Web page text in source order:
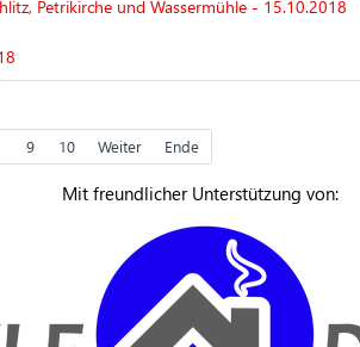
Petrikirche und Wassermühle - 15.10.2018
9 10 Weiter Ende
Mit freundlicher Unterstützung von: